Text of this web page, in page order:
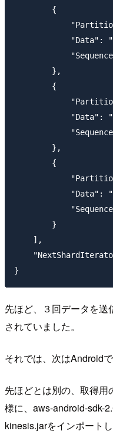
        {
"Data":
        },
        {
"Data":
        },
        {
"Data":
        }
    ],
先ほど、３回データを
されていました。
それでは、次はAndroid
先ほどとは別の、取得
様に、aws-android-sdk-
kinesis.jarをインポートし